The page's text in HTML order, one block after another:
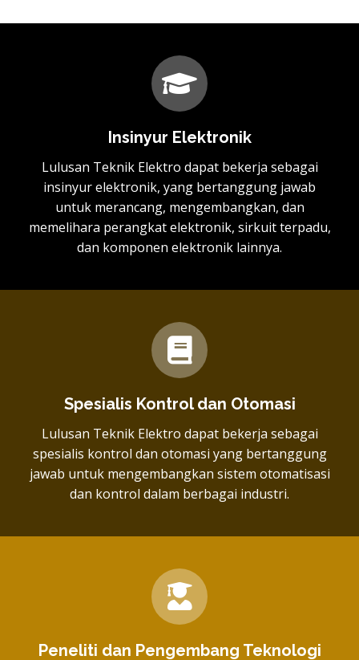
Insinyur Elektronik
Lulusan Teknik Elektro dapat bekerja sebagai
insinyur elektronik, yang bertanggung jawab
untuk merancang, mengembangkan, dan
memelihara perangkat elektronik, sirkuit terpadu,
dan komponen elektronik lainnya.
Spesialis Kontrol dan Otomasi
Lulusan Teknik Elektro dapat bekerja sebagai
spesialis kontrol dan otomasi yang bertanggung
jawab untuk mengembangkan sistem otomatisasi
dan kontrol dalam berbagai industri.
Peneliti dan Pengembang Teknologi